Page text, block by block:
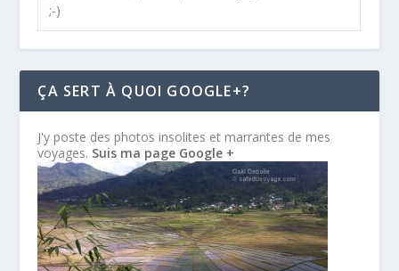
;-)
ÇA SERT À QUOI GOOGLE+?
J'y poste des photos insolites et marrantes de mes
voyages. Suis ma page Google +